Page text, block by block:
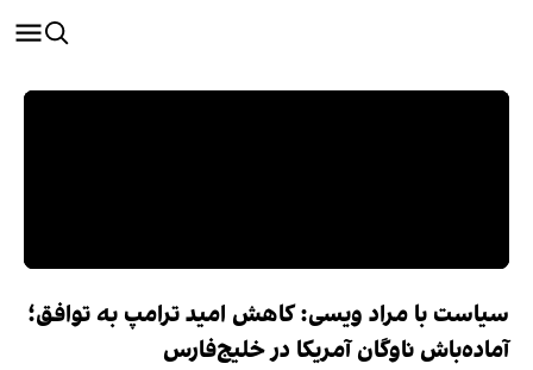
سیاست با مراد ویسی: کاهش امید ترامپ به توافق؛
آماده‌باش ناوگان آمریکا در خلیج‌فارس